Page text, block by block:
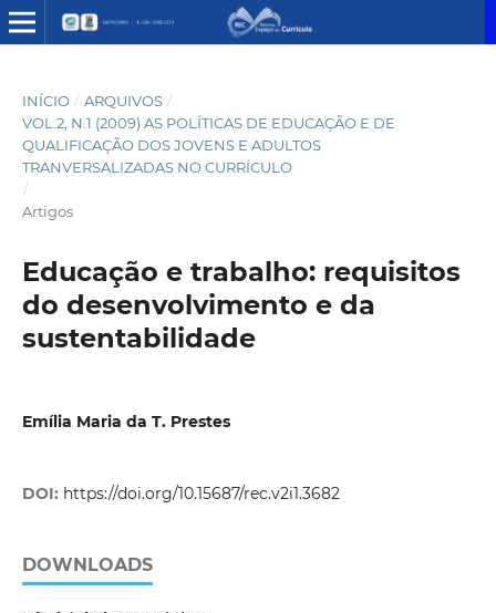
INÍCIO / ARQUIVOS /
VOL.2, N.1 (2009) AS POLÍTICAS DE EDUCAÇÃO E DE
QUALIFICAÇÃO DOS JOVENS E ADULTOS
TRANVERSALIZADAS NO CURRÍCULO
/
Artigos
Educação e trabalho: requisitos
do desenvolvimento e da
sustentabilidade
Emília Maria da T. Prestes
DOI: https://doi.org/10.15687/rec.v2i1.3682
DOWNLOADS